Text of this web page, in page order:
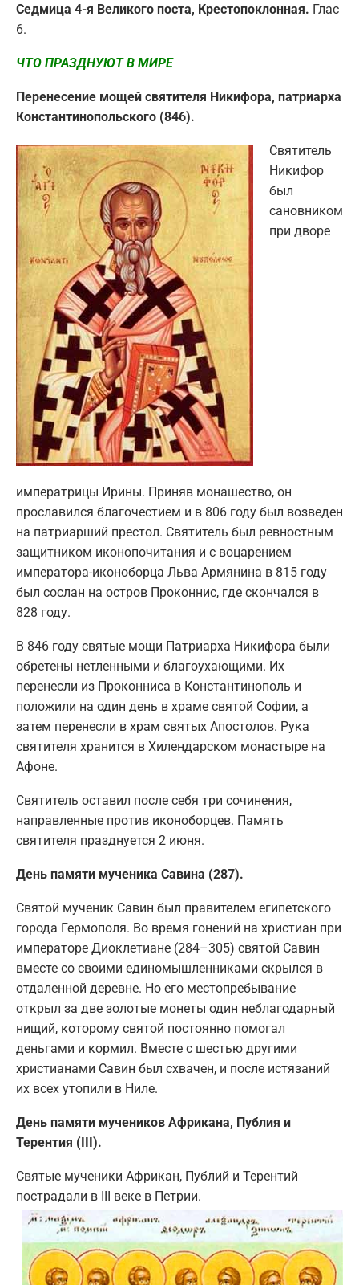
Седмица 4-я Великого поста, Крестопоклонная. Глас
6.
ЧТО ПРАЗДНУЮТ В МИРЕ
Перенесение мощей святителя Никифора, патриарха
Константинопольского (846).
Святитель
Никифор
был
сановником
при дворе
императрицы Ирины. Приняв монашество, он
прославился благочестием и в 806 году был возведен
на патриарший престол. Святитель был ревностным
защитником иконопочитания и с воцарением
императора-иконоборца Льва Армянина в 815 году
был сослан на остров Проконнис, где скончался в
828 году.
В 846 году святые мощи Патриарха Никифора были
обретены нетленными и благоухающими. Их
перенесли из Проконниса в Константинополь и
положили на один день в храме святой Софии, а
затем перенесли в храм святых Апостолов. Рука
святителя хранится в Хилендарском монастыре на
Афоне.
Святитель оставил после себя три сочинения,
направленные против иконоборцев. Память
святителя празднуется 2 июня.
День памяти мученика Савина (287).
Святой мученик Савин был правителем египетского
города Гермополя. Во время гонений на христиан при
императоре Диоклетиане (284–305) святой Савин
вместе со своими единомышленниками скрылся в
отдаленной деревне. Но его местопребывание
открыл за две золотые монеты один неблагодарный
нищий, которому святой постоянно помогал
деньгами и кормил. Вместе с шестью другими
христианами Савин был схвачен, и после истязаний
их всех утопили в Ниле.
День памяти мучеников Африкана, Публия и
Терентия (III).
Святые мученики Африкан, Публий и Терентий
пострадали в III веке в Петрии.